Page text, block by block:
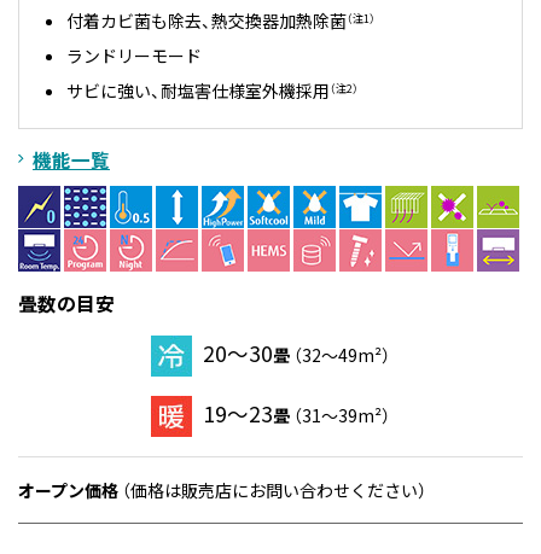
付着カビ菌も除去、熱交換器加熱除菌（注1）
ランドリーモード
サビに強い、耐塩害仕様室外機採用（注2）
機能一覧
畳数の目安
20～30畳 （32～49m²）
19～23畳 （31～39m²）
オープン価格 （価格は販売店にお問い合わせください）